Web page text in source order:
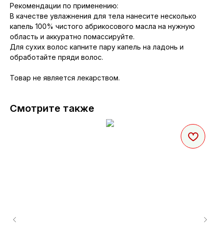
Рекомендации по применению:
В качестве увлажнения для тела нанесите несколько
капель 100% чистого абрикосового масла на нужную
область и аккуратно помассируйте.
Для сухих волос капните пару капель на ладонь и
обработайте пряди волос.
Товар не является лекарством.
Смотрите также